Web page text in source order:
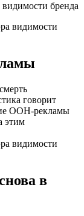
бренда
говорит
OOH-рекламы
этим
в